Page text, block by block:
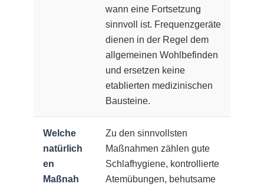
wann eine Fortsetzung
sinnvoll ist. Frequenzgeräte
dienen in der Regel dem
allgemeinen Wohlbefinden
und ersetzen keine
etablierten medizinischen
Bausteine.
Welche
natürlich
en
Maßnah
Zu den sinnvollsten
Maßnahmen zählen gute
Schlafhygiene, kontrollierte
Atemübungen, behutsame